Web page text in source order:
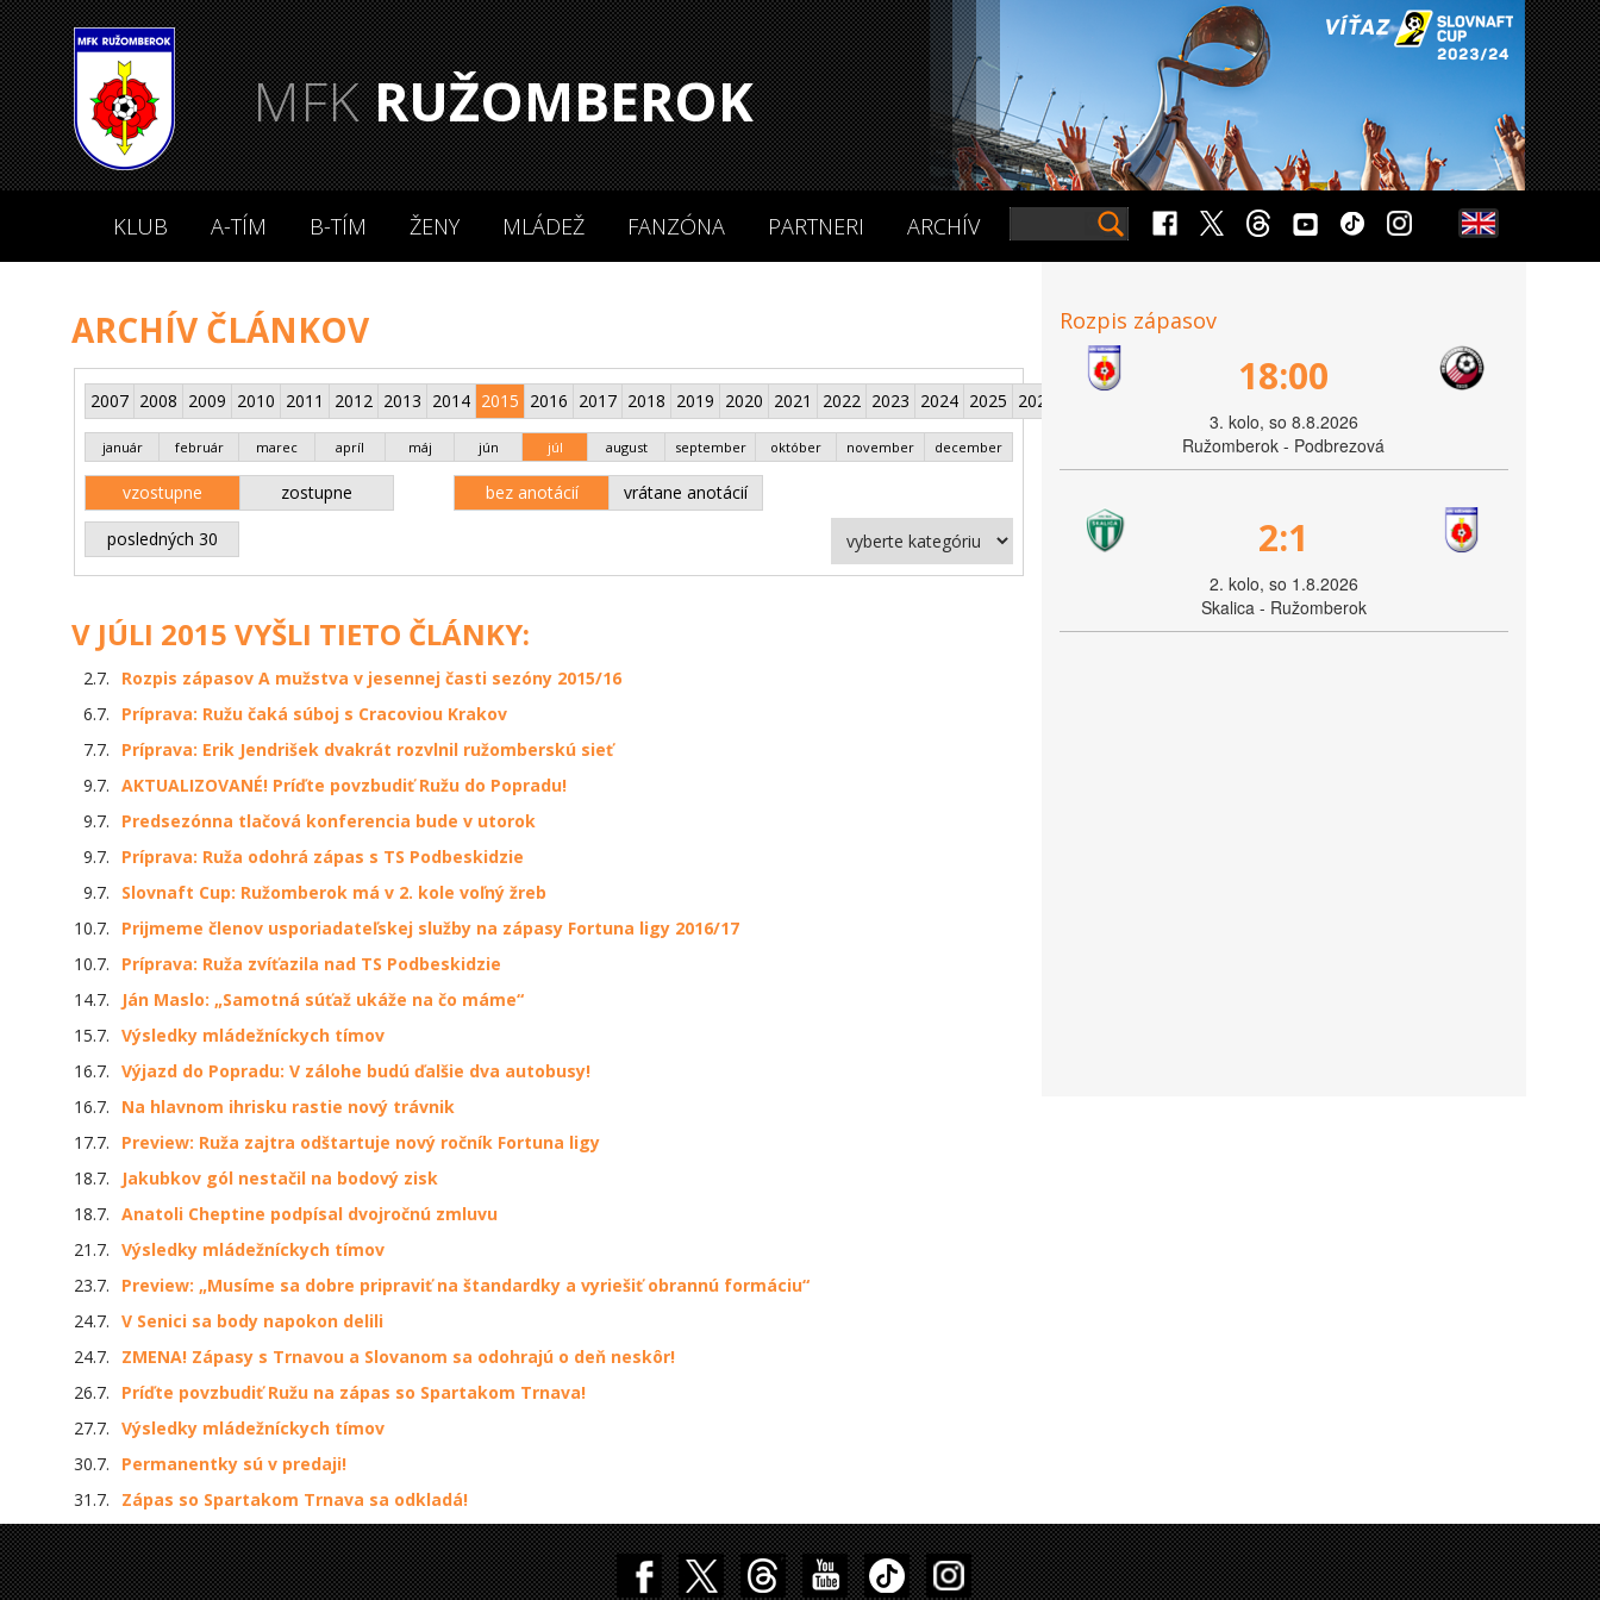
MFKRUŽOMBEROK
KLUB A-TÍM B-TÍM ŽENY MLÁDEŽ FANZÓNA PARTNERI ARCHÍV
ARCHÍV ČLÁNKOV
2007 2008 2009 2010 2011 2012 2013 2014 2015 2016 2017 2018 2019 2020 2021 2022 2023 2024 2025 2026
január február marec apríl máj jún júl august september október november december
vzostupne zostupne bez anotácií vrátane anotácií
posledných 30
V JÚLI 2015 VYŠLI TIETO ČLÁNKY:
2.7.
Rozpis zápasov A mužstva v jesennej časti sezóny 2015/16
6.7.
Príprava: Ružu čaká súboj s Cracoviou Krakov
7.7.
Príprava: Erik Jendrišek dvakrát rozvlnil ružomberskú sieť
9.7. AKTUALIZOVANÉ! Príďte povzbudiť Ružu do Popradu!
9.7.
Predsezónna tlačová konferencia bude v utorok
9.7.
Príprava: Ruža odohrá zápas s TS Podbeskidzie
9.7.
Slovnaft Cup: Ružomberok má v 2. kole voľný žreb
10.7.
Prijmeme členov usporiadateľskej služby na zápasy Fortuna ligy 2016/17
10.7.
Príprava: Ruža zvíťazila nad TS Podbeskidzie
14.7.
Ján Maslo: „Samotná súťaž ukáže na čo máme“
15.7. Výsledky mládežníckych tímov
16.7. Výjazd do Popradu: V zálohe budú ďalšie dva autobusy!
16.7.
Na hlavnom ihrisku rastie nový trávnik
17.7.
Preview: Ruža zajtra odštartuje nový ročník Fortuna ligy
18.7.
Jakubkov gól nestačil na bodový zisk
18.7. Anatoli Cheptine podpísal dvojročnú zmluvu
21.7. Výsledky mládežníckych tímov
23.7.
Preview: „Musíme sa dobre pripraviť na štandardky a vyriešiť obrannú formáciu“
24.7. V Senici sa body napokon delili
24.7.
ZMENA! Zápasy s Trnavou a Slovanom sa odohrajú o deň neskôr!
26.7.
Príďte povzbudiť Ružu na zápas so Spartakom Trnava!
27.7. Výsledky mládežníckych tímov
30.7.
Permanentky sú v predaji!
31.7.
Zápas so Spartakom Trnava sa odkladá!
Rozpis zápasov
18:00
3. kolo, so 8.8.2026
Ružomberok - Podbrezová
2:1
2. kolo, so 1.8.2026
Skalica - Ružomberok